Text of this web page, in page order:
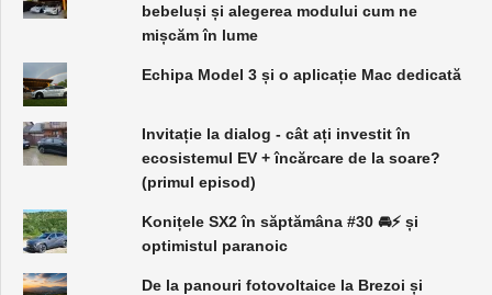
bebeluși și alegerea modului cum ne
mișcăm în lume
Echipa Model 3 și o aplicație Mac dedicată
Invitație la dialog - cât ați investit în
ecosistemul EV + încărcare de la soare?
(primul episod)
Konițele SX2 în săptămâna #30 🚘⚡️ și
optimistul paranoic
De la panouri fotovoltaice la Brezoi și